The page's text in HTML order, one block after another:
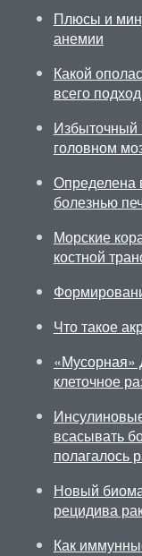
Плюсы и
анемии
Какой
всего
Избыточный
головном
Определена
болезнью
Морские
костной
Что такое
«Мусорная»
клеточное
всасывать
полагалось
Новый
рецидива
Как